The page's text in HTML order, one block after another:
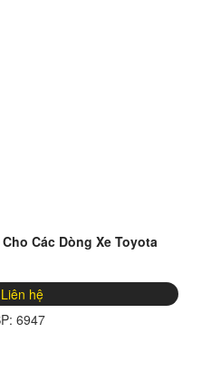
Các Dòng Xe Toyota
Liên hệ
6947